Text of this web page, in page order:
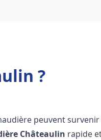
?
peuvent
Châteaulin rapide